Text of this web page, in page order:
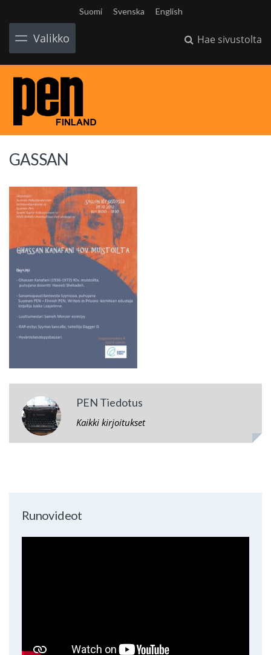
Suomi Svenska English
Valikko Hae sivustolta
GASSAN
PEN Tiedotus
Kaikki kirjoitukset
Runovideot